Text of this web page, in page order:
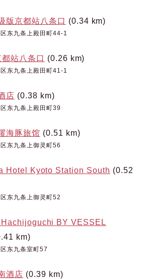
版京都站八条口 (0.34 km)
东九条上殿田町44-1
站八条口 (0.26 km)
东九条上殿田町41-1
店 (0.38 km)
东九条上殿田町39
海豚旅馆 (0.51 km)
东九条上御灵町56
Hotel Kyoto Station South (0.52
东九条上御灵町52
BY VESSEL
km)
东九条室町57
酒店 (0.39 km)